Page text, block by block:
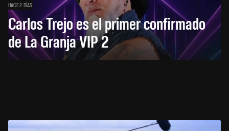
HACE 2 DÍAS
Carlos Trejo es el primer confirmado
de La Granja VIP 2